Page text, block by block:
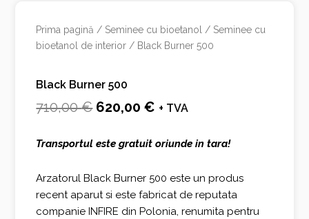
Prima pagină / Seminee cu bioetanol / Seminee cu
bioetanol de interior / Black Burner 500
Black Burner 500
710,00€ Prețul
a
fost:
710,00 €.
620,00€ Prețul
este:
620,00 €.
+ TVA
Transportul este gratuit oriunde in tara!
Arzatorul Black Burner 500 este un produs
recent aparut si este fabricat de reputata
companie INFIRE din Polonia, renumita pentru